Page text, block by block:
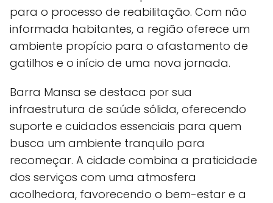
para o processo de reabilitação. Com não
informada habitantes, a região oferece um
ambiente propício para o afastamento de
gatilhos e o início de uma nova jornada.
Barra Mansa se destaca por sua
infraestrutura de saúde sólida, oferecendo
suporte e cuidados essenciais para quem
busca um ambiente tranquilo para
recomeçar. A cidade combina a praticidade
dos serviços com uma atmosfera
acolhedora, favorecendo o bem-estar e a